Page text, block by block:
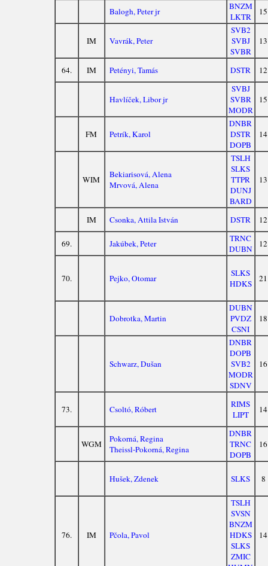
Balogh, Peter jr
BNZM
LKTR
15
IM Vavrák, Peter
SVB2
SVBJ
SVBR
13
64. IM Petényi, Tamás DSTR 12
Havlíček, Libor jr
SVBJ
SVBR
MODR
15
FM Petrík, Karol
DNBR
DSTR
DOPB
14
WIM
Bekiarisová, Alena
Mrvová, Alena
TSLH
SLKS
TTPR
DUNJ
BARD
13
IM Csonka, Attila István DSTR 12
69. Jakúbek, Peter
TRNC
DUBN
12
70. Pejko, Otomar
SLKS
HDKS
21
Dobrotka, Martin
DUBN
PVDZ
CSNI
18
Schwarz, Dušan
DNBR
DOPB
SVB2
MODR
SDNV
16
73. Csoltó, Róbert
RIMS
LIPT
14
WGM
Pokorná, Regina
Theissl-Pokorná, Regina
DNBR
TRNC
DOPB
16
Hušek, Zdenek SLKS 8
76. IM Pčola, Pavol
TSLH
SVSN
BNZM
HDKS
SLKS
ZMIC
14